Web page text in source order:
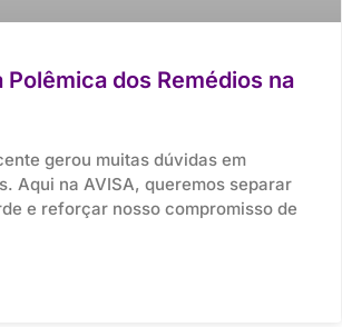
Polêmica dos Remédios na
gerou muitas dúvidas em
Aqui na AVISA, queremos separar
e reforçar nosso compromisso de